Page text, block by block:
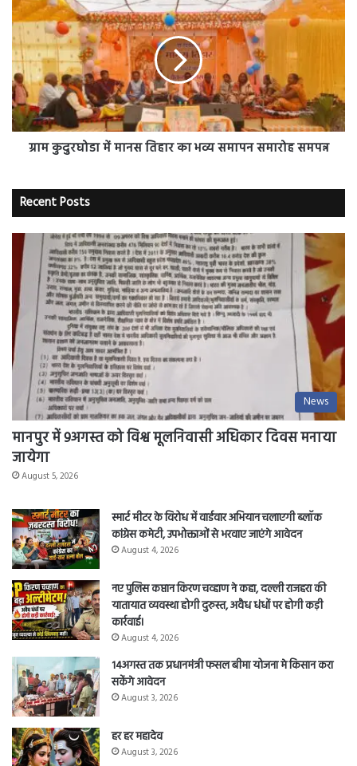
कुदुरघोडा
में
मानस
तिहार
का
भव्य
समापन
समारोह
समपन्न
ग्राम कुदुरघोडा में मानस तिहार का भव्य समापन समारोह समपन्न
Recent Posts
News
मानपुर में 9अगस्त को विश्व मूलनिवासी अधिकार दिवस मनाया
जायेगा
August 5, 2026
स्मार्ट मीटर के विरोध में वार्डवार अभियान चलाएगी ब्लॉक
कांग्रेस कमेटी, उपभोक्ताओं से भरवाए जाएंगे आवेदन
August 4, 2026
नए पुलिस कप्तान किरण चव्हाण ने कहा, दल्ली राजहरा की
यातायात व्यवस्था होगी दुरुस्त, अवैध धंधों पर होगी कड़ी
कार्रवाई।
August 4, 2026
14अगस्त तक प्रधानमंत्री फसल बीमा योजना मे किसान करा
सकेंगे आवेदन
August 3, 2026
हर हर महादेव
August 3, 2026